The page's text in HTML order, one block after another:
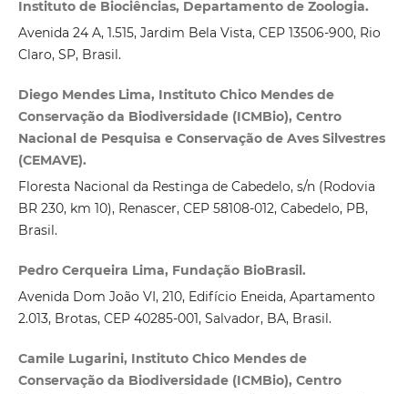
Instituto de Biociências, Departamento de Zoologia.
Avenida 24 A, 1.515, Jardim Bela Vista, CEP 13506-900, Rio
Claro, SP, Brasil.
Diego Mendes Lima, Instituto Chico Mendes de
Conservação da Biodiversidade (ICMBio), Centro
Nacional de Pesquisa e Conservação de Aves Silvestres
(CEMAVE).
Floresta Nacional da Restinga de Cabedelo, s/n (Rodovia
BR 230, km 10), Renascer, CEP 58108‑012, Cabedelo, PB,
Brasil.
Pedro Cerqueira Lima, Fundação BioBrasil.
Avenida Dom João VI, 210, Edifício Eneida, Apartamento
2.013, Brotas, CEP 40285‑001, Salvador, BA, Brasil.
Camile Lugarini, Instituto Chico Mendes de
Conservação da Biodiversidade (ICMBio), Centro